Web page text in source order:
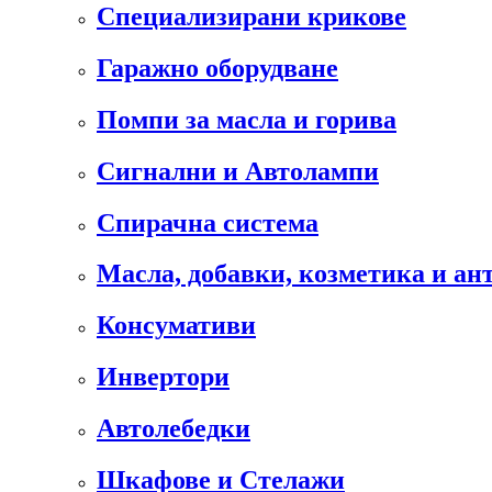
Специализирани крикове
Гаражно оборудване
Помпи за масла и горива
Сигнални и Автолампи
Спирачна система
Масла, добавки, козметика и
Консумативи
Инвертори
Автолебедки
Шкафове и Стелажи